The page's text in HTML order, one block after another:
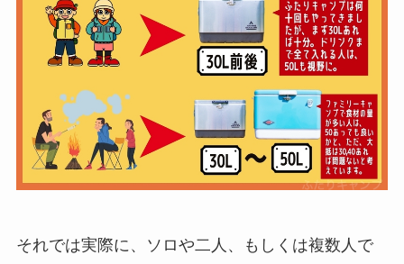
それでは実際に、ソロや二人、もしくは複数人で